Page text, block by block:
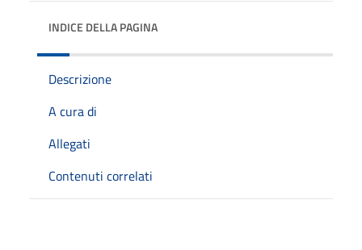
INDICE DELLA PAGINA
Descrizione
A cura di
Allegati
Contenuti correlati